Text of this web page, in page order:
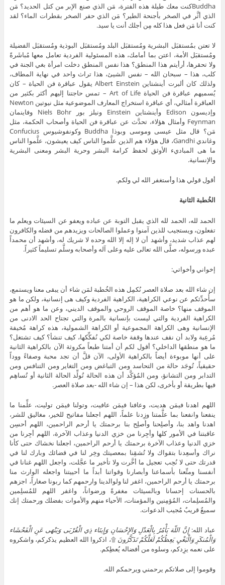
Buddhaكنت معك طيلة هذه الفترة، مَن الذي صنع الإبر من كتل الحديد؟ مَن
الذي أثَّر في الصخر بأجنحة الطير؟ مَن الذي حفر الصخر بقطرات الماء؟ لقد
كنت أنا مَن فعل هذا كله مِن أجلك أنت يا سيد.
لا تعتن بمُستقبَل البشرية ومُستقبَل البلد ومُستقبَل البوذية ومُستقبَل الفضيلة
ومُستقبَل الأمة، اعتن بما أمامك، هذه المسئولية الفردية تعامل معها مُباشَرةً
ولا تحقرها، أرأيتم هذا المنطق؟ هذا نفس المنطق دخلت امرأة بغي الجنة في
كلب، هذا – سبحان الله – نفس الشيئ، هذا تراث واحد في نهاية المطاف،
ولذلك كان ألبرت أينشتاين Albert Einstein يقول عباقرة فن الحياة – كان
يُسميهم عباقرة فن الحياة Art of Life – تمس حاجتنا إليهم أكثر بكثير من
العباقرة أمثالي، أي عباقرة استخراج المعارف الموضوعية مثل نيوتين Newton
وإديسون Edison وأينشتاين Einstein ونيلز بور Niels Bohr وفاينمان
Feynman وأمثال هؤلاء، تحدَّث عن عباقرة فن الحياة وأصحاب الحكمة، مثل
مَن؟ قال مثل عيسى وموسى وبوذا Buddha وكونفوشيوس Confucius
وغاندي Gandhi، قال هؤلاء هم الذين علَّموا الناس كيف يعيشون، علَّموا الناس
ما هى المباديء الأوثق لحفظ كرامة البشر وحرية البشر ومعنى البشرية
والإنسانية.
أقول قولي هذا وأستغفر الله لي ولكم.
الخُطبة الثانية
الحمد لله، الحمد لله الذي يقبل التوبة عن عباده ويعفو عن السيئات ويعلم ما
تفعلون، ويستجيب للذين آمنوا وعملوا الصالحات ويزيدهم من فضله والكافرون
لهم عذاب شديد، وأشهد أن لا إله إلا الله وحده لا شريك له، وأشهد أن محمداً
عبده ورسوله، صلَّى الله تعالى عليه وعلى آله وأصحابه وسلَّم تسليماً كثيراً.
إخواني وأخواتي:
إن شاء الله بعد صلاة العصر نُكمِل هذه الخُطبة لمَن شاء أن يبقى معنا ويستمع،
سأُحدِّثكم عن نوعي الكراهية، الكراهية الفردية وكيف هى إنسانية، ولكن ما هو
الموقف منها؟ خاصة الموقف الروحي والموقف الديني، وعن ما هو أهم من
الكراهية الفردية والتي ليست بإنسانية بالمرة والتي تجتاح الحد الادنى من
الإنسانية وهى الكراهة المجموعية أو الكراهة الشمولية، هذه كراهة مُخيفة
مُرعِبة ولابد أن نقف عندها وقفة خاصة لكي نُفكِّكها، كيف تنشأ؟ كيف تشتغل؟
ما هو منطقها الداخلي؟ أقول لكم أن أمتنا طبعاً مكروثة الآن بالكراهية الثانية
على أنها موبوءة أيضاً بالكراهية الأولى، الآن قلَّ أن تجد محبة وصفاءً ووداً
حقيقياً، تُوجَد حالة من التحاسد ومن التباغض ومن التغاير ومن التنافس ومن
التدابر ومن التشانؤ، ومن المُؤكَّد أن هذه الحالة تُولِّد الحالة الثانية أو تُساهِم
فيها بطريقة أو بأخرى، لكن هذا – إن شاء الله -بعد صلاة العصر.
اللهم اهدنا فيمَن هديت، وعافنا فيمَن عافيت، وتولنا فيمَن توليت، علِّمنا ما
ينفعنا وانفعنا بما علَّمتنا وزِدنا علماً، اللهم اجعلنا مفاتيح للخير، مغاليق للشر،
اهدنا واهد بنا، وأصلِحنا وأصلِح بنا برحمتك يا أرحم الراحمين، اللهم أحسِن
عاقبتنا في الأمور كلها وأجِرنا من خزي الدنيا وعذاب الآخرة، اللهم أجِرنا من
خزي الدنيا وعذاب الآخرة برحمتك يا أرحم الراحمين، اجعلنا نخشاك حتى كأنا
نراك وأسعِدنا بتقواك ولا تُشقِنا بمعصيتك وخِر لنا في قضائك وبارك لنا في
قدرتك حتى لا نُحِب تعجيل ما أخَّرت ولا تأخير ما عجَّلت، واجعل اللهم غنانا في
أنفسنا ومتِّعنا بأسماعنا وأبصارنا وقواتنا أبداً ما أحييتنا واجعله الوارث منا
برحمتك يا أرحم الراحمين، اغفر لنا ولوالدينا وارحمهم كما ربونا صغاراً، اجزهم
بالحسنات إحسانا وبالسيئات مغفرةً ورضواناً، واغفر اللهم للمُسلِمين
والمُسلِمات، المُؤمِنين والمؤمنات، الأحياء منهم والأموات بفضلك ورحمتك إنك
سميعٌ قريبٌ مُجيب الدعوات.
عباد الله:إِنَّ اللّهَ يَأْمُرُ بِالْعَدْلِ وَالإِحْسَانِ وَإِيتَاء ذِي الْقُرْبَى وَيَنْهَى عَنِ الْفَحْشَاء
وَالْمُنكَرِ وَالْبَغْيِ يَعِظُكُمْ لَعَلَّكُمْ تَذَكَّرُونَ۩، اذكروا الله العظيم يذكركم، واشكروه
على نعمه يزِدكم، وسلوه من أفضاله يُعطِكم.
وقوموا إلى صلاتكم يرحمني ويرحمكم الله.